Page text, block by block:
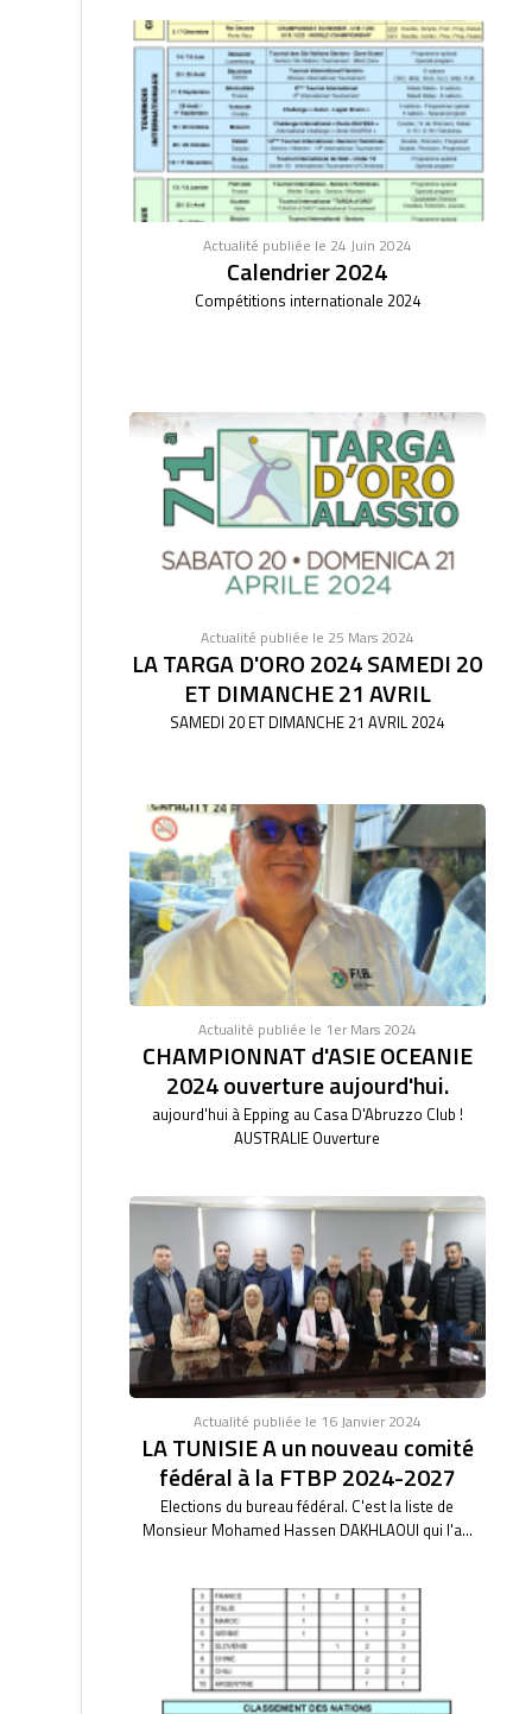
Actualité publiée le 24 Juin 2024
Calendrier 2024
Compétitions internationale 2024
Actualité publiée le 25 Mars 2024
LA TARGA D'ORO 2024 SAMEDI 20
ET DIMANCHE 21 AVRIL
SAMEDI 20 ET DIMANCHE 21 AVRIL 2024
Actualité publiée le 1er Mars 2024
CHAMPIONNAT d'ASIE OCEANIE
2024 ouverture aujourd'hui.
aujourd'hui à Epping au Casa D'Abruzzo Club !
AUSTRALIE Ouverture
Actualité publiée le 16 Janvier 2024
LA TUNISIE A un nouveau comité
fédéral à la FTBP 2024-2027
Elections du bureau fédéral. C'est la liste de
Monsieur Mohamed Hassen DAKHLAOUI qui l'a...